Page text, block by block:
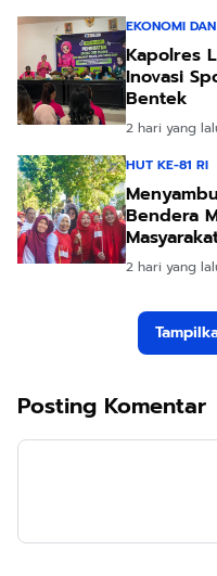
EKONOMI
Kapolres
Inovasi
Bentek
2 hari yang
HUT KE-81 RI
Bendera
2 hari yang
Posting Komentar